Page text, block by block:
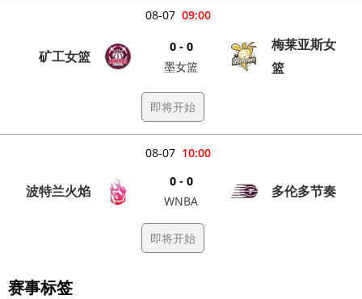
09:00
08-07
矿工女篮
0 - 0
墨女篮
梅莱亚斯女
篮
即将开始
10:00
08-07
波特兰火焰
0 - 0
WNBA
多伦多节奏
即将开始
赛事标签